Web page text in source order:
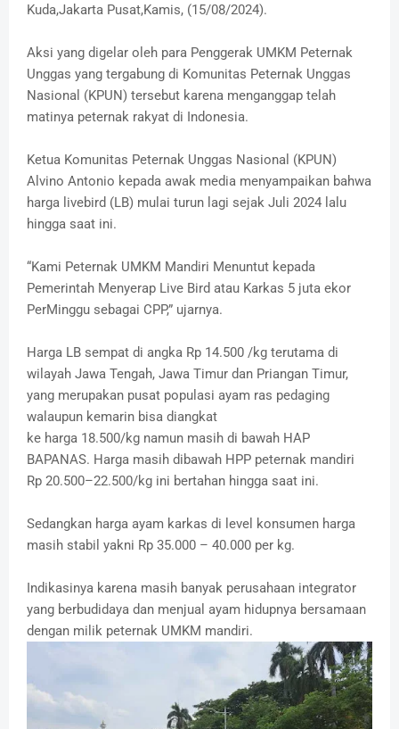
Kuda,Jakarta Pusat,Kamis, (15/08/2024).
Aksi yang digelar oleh para Penggerak UMKM Peternak
Unggas yang tergabung di Komunitas Peternak Unggas
Nasional (KPUN) tersebut karena menganggap telah
matinya peternak rakyat di Indonesia.
Ketua Komunitas Peternak Unggas Nasional (KPUN)
Alvino Antonio kepada awak media menyampaikan bahwa
harga livebird (LB) mulai turun lagi sejak Juli 2024 lalu
hingga saat ini.
“Kami Peternak UMKM Mandiri Menuntut kepada
Pemerintah Menyerap Live Bird atau Karkas 5 juta ekor
PerMinggu sebagai CPP,” ujarnya.
Harga LB sempat di angka Rp 14.500 /kg terutama di
wilayah Jawa Tengah, Jawa Timur dan Priangan Timur,
yang merupakan pusat populasi ayam ras pedaging
walaupun kemarin bisa diangkat
ke harga 18.500/kg namun masih di bawah HAP
BAPANAS. Harga masih dibawah HPP peternak mandiri
Rp 20.500–22.500/kg ini bertahan hingga saat ini.
Sedangkan harga ayam karkas di level konsumen harga
masih stabil yakni Rp 35.000 – 40.000 per kg.
Indikasinya karena masih banyak perusahaan integrator
yang berbudidaya dan menjual ayam hidupnya bersamaan
dengan milik peternak UMKM mandiri.